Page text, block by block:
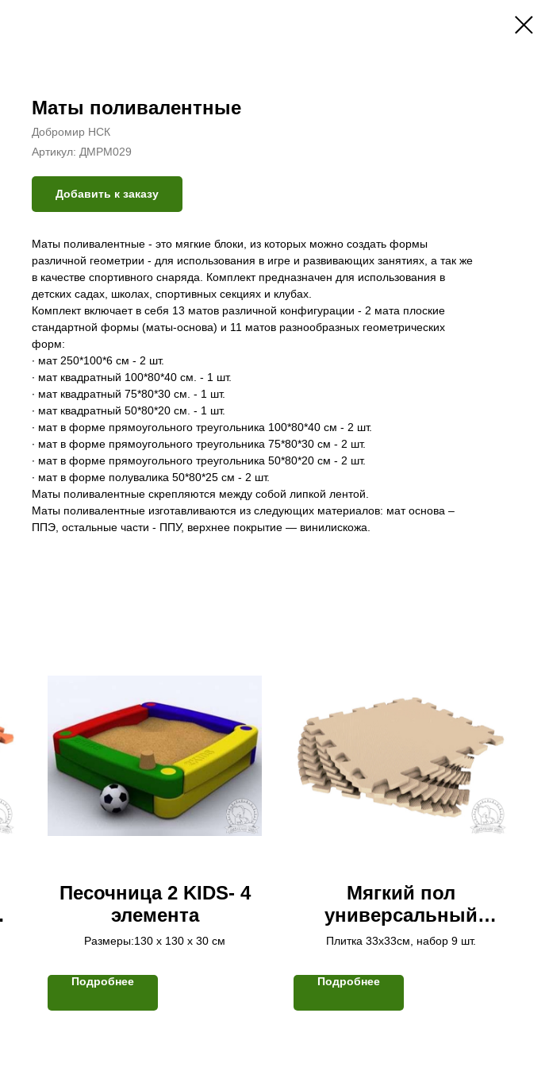
Маты поливалентные
Добромир НСК
Артикул: ДМРМ029
Добавить к заказу
Маты поливалентные - это мягкие блоки, из которых можно создать формы
различной геометрии - для использования в игре и развивающих занятиях, а так же
в качестве спортивного снаряда. Комплект предназначен для использования в
детских садах, школах, спортивных секциях и клубах.
Комплект включает в себя 13 матов различной конфигурации - 2 мата плоские
стандартной формы (маты-основа) и 11 матов разнообразных геометрических
форм:
∙ мат 250*100*6 см - 2 шт.
∙ мат квадратный 100*80*40 см. - 1 шт.
∙ мат квадратный 75*80*30 см. - 1 шт.
∙ мат квадратный 50*80*20 см. - 1 шт.
∙ мат в форме прямоугольного треугольника 100*80*40 см - 2 шт.
∙ мат в форме прямоугольного треугольника 75*80*30 см - 2 шт.
∙ мат в форме прямоугольного треугольника 50*80*20 см - 2 шт.
∙ мат в форме полувалика 50*80*25 см - 2 шт.
Маты поливалентные скрепляются между собой липкой лентой.
Маты поливалентные изготавливаются из следующих материалов: мат основа –
ППЭ, остальные части - ППУ, верхнее покрытие — винилискожа.
Песочница 2 KIDS- 4
элемента
Размеры:130 x 130 x 30 см
Подробнее
Мягкий пол
универсальный
33*33(см) бежевый
Плитка 33х33см, набор 9 шт.
Подробнее